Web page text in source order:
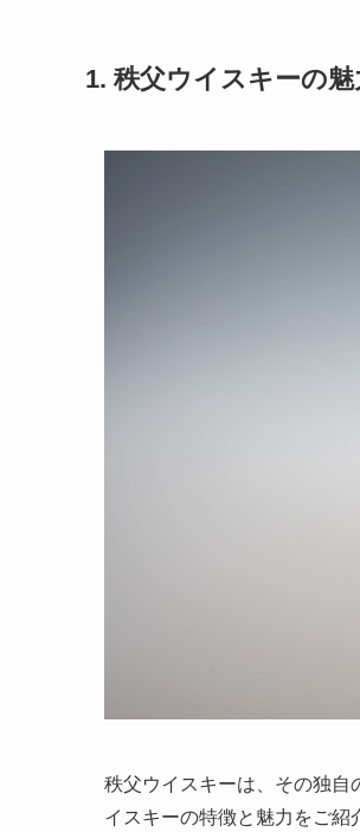
1. 秩父ウイスキーの魅
秩父ウイスキーは、その独自
イスキーの特徴と魅力をご紹